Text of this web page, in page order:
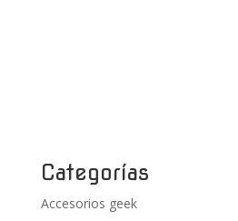
Categorías
Accesorios geek